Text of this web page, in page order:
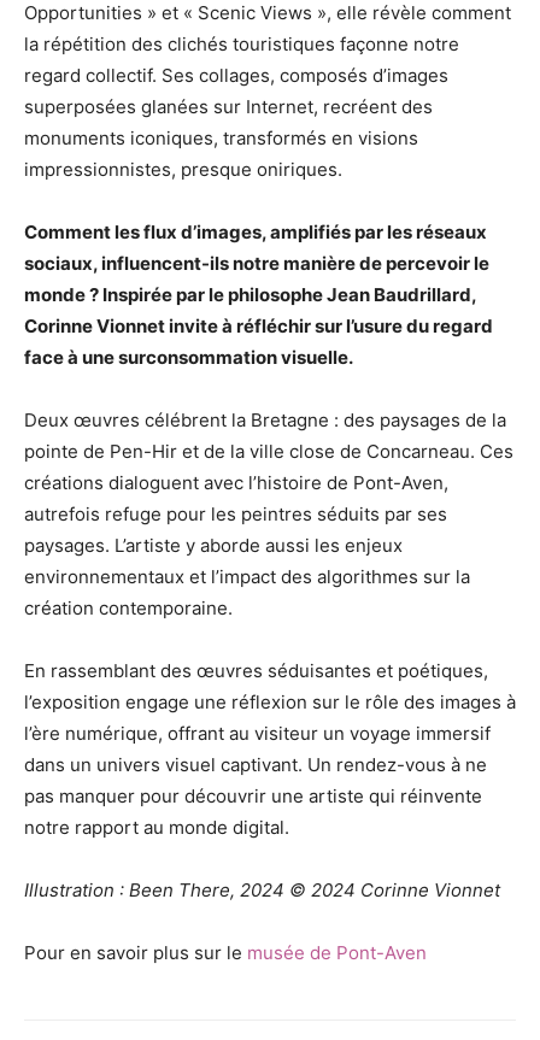
Opportunities » et « Scenic Views », elle révèle comment
la répétition des clichés touristiques façonne notre
regard collectif. Ses collages, composés d’images
superposées glanées sur Internet, recréent des
monuments iconiques, transformés en visions
impressionnistes, presque oniriques.
Comment les flux d’images, amplifiés par les réseaux
sociaux, influencent-ils notre manière de percevoir le
monde ? Inspirée par le philosophe Jean Baudrillard,
Corinne Vionnet invite à réfléchir sur l’usure du regard
face à une surconsommation visuelle.
Deux œuvres célébrent la Bretagne : des paysages de la
pointe de Pen-Hir et de la ville close de Concarneau. Ces
créations dialoguent avec l’histoire de Pont-Aven,
autrefois refuge pour les peintres séduits par ses
paysages. L’artiste y aborde aussi les enjeux
environnementaux et l’impact des algorithmes sur la
création contemporaine.
En rassemblant des œuvres séduisantes et poétiques,
l’exposition engage une réflexion sur le rôle des images à
l’ère numérique, offrant au visiteur un voyage immersif
dans un univers visuel captivant. Un rendez-vous à ne
pas manquer pour découvrir une artiste qui réinvente
notre rapport au monde digital.
Illustration : Been There, 2024 © 2024 Corinne Vionnet
Pour en savoir plus sur le musée de Pont-Aven